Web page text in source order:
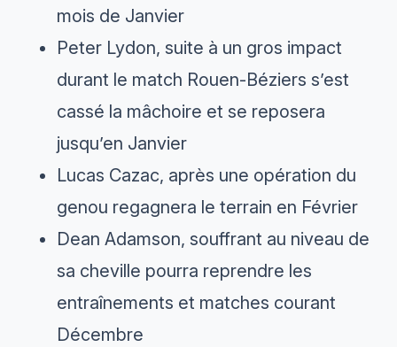
mois de Janvier
Peter Lydon, suite à un gros impact
durant le match Rouen-Béziers s’est
cassé la mâchoire et se reposera
jusqu’en Janvier
Lucas Cazac, après une opération du
genou regagnera le terrain en Février
Dean Adamson, souffrant au niveau de
sa cheville pourra reprendre les
entraînements et matches courant
Décembre